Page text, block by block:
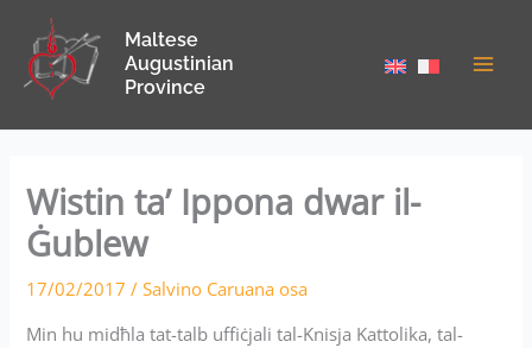
content
Maltese
Augustinian
Province
Wistin ta’ Ippona dwar il-
Ġublew
17/02/2017/Salvino Caruana osa
Min hu midħla tat-talb uffiċjali tal-Knisja Kattolika, tal-